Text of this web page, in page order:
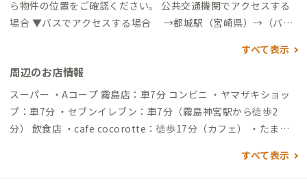
ら物件の位置をご確認ください。 公共交通機関でアクセスする
場合 ▼バスでアクセスする場合 →都城駅（宮崎県）→（バス
県都城市方面から高崎観光バスにて霧島方面へ→「ロイヤルホ
テル前」バス停で下車 徒歩1.5kｍ→高千穂カントリークラブ道
沿い→「No13 T街区入口」を右折→Y字の分かれ道を2回左へ→
到着 ▼霧島神宮駅（最寄り駅）から →（タクシー8分）→到
着 自動車でアクセスする場合 ※霧島ロイヤルホテル方面へ入
400ｍ →「No13 T街区入口」の立看板を右折→Y字の分かれ
すべて表示
周辺のお店情報
スーパー ・Aコープ 霧島店：車7分 コンビニ ・ヤマザキショッ
プ：車7分 ・セブンイレブン：車7分（霧島神宮駅から徒歩2
分） 飲食店 ・cafe cocorotte：徒歩17分（カフェ） ・たまご
場：徒歩26分/車4分（観光牧場・レストラン・お土産） ・夢見
すべて表示